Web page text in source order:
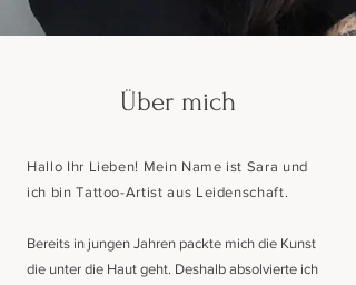
Über mich
Hallo Ihr Lieben! Mein Name ist Sara und
ich bin Tattoo-Artist aus Leidenschaft.
Bereits in jungen Jahren packte mich die Kunst
die unter die Haut geht. Deshalb absolvierte ich